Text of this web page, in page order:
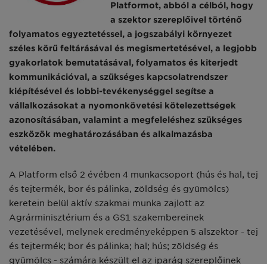
Platformot, abból a célból, hogy
a szektor szereplőivel történő
folyamatos egyeztetéssel, a jogszabályi környezet
széles körű feltárásával és megismertetésével, a legjobb
gyakorlatok bemutatásával, folyamatos és kiterjedt
kommunikációval, a szükséges kapcsolatrendszer
kiépítésével és lobbi-tevékenységgel segítse a
vállalkozásokat a nyomonkövetési kötelezettségek
azonosításában, valamint a megfeleléshez szükséges
eszközök meghatározásában és alkalmazásba
vételében.
A Platform első 2 évében 4 munkacsoport (hús és hal, tej
és tejtermék, bor és pálinka, zöldség és gyümölcs)
keretein belül aktív szakmai munka zajlott az
Agrárminisztérium és a GS1 szakembereinek
vezetésével, melynek eredményeképpen 5 alszektor - tej
és tejtermék; bor és pálinka; hal; hús; zöldség és
gyümölcs - számára készült el az iparág szereplőinek